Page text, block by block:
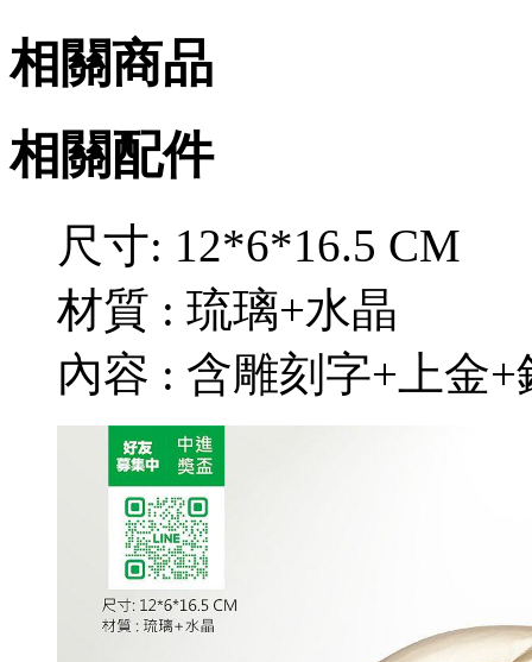
相關商品
相關配件
尺寸: 12*6*16.5 CM
材質 : 琉璃+水晶
內容 : 含雕刻字+上金